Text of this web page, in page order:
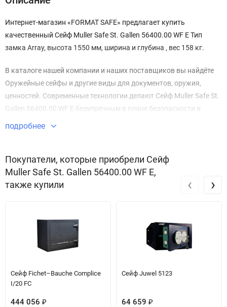
Интернет-магазин «FORMAT SAFE» предлагает купить
качественный Сейф Muller Safe St. Gallen 56400.00 WF E Тип
замка Array, высота 1550 мм, ширина и глубина , вес 158 кг.
В каталоге нашей компании и наших поставщиков вы найдёте
Оружейные сейфы и другие виды для документов, оружия,
ценностей. Современные технологии делают Сейф Muller Safe St.
Gallen 56400.00 WF E безупречным в плане безопасности и
защиты имущества.
подробнее
Покупатели, которые приобрели Сейф
Muller Safe St. Gallen 56400.00 WF E,
также купили
Сейф Fichet–Bauche Complice
I/20 FC
444 056 ₽
Сейф Juwel 5123
64 659 ₽
‹ ›